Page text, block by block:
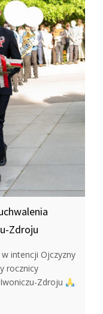
Zdroju
intencji Ojczyzny
rocznicy
Zdroju